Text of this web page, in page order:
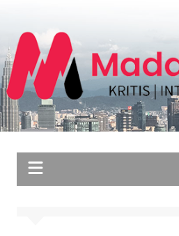
content